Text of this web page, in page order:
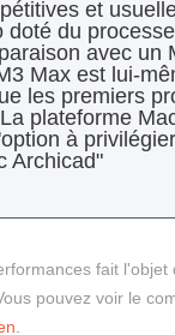
et
doté du
avec un
Max est lui-
les premiers
plateforme
à
Archicad"
fait l'objet
pouvez voir le